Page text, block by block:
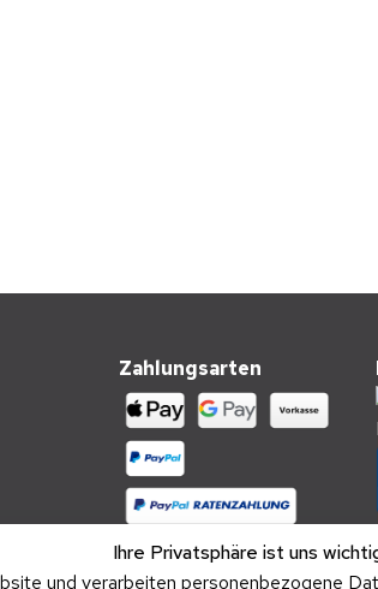
Ihre Privatsphäre ist uns
und verarbeiten personenbezogene
Zahlungsarten